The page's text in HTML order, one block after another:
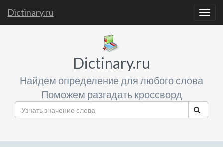
Dictinary.ru
Dictinary.ru
Найдем определение для любого слова
Поможем разгадать кроссворд